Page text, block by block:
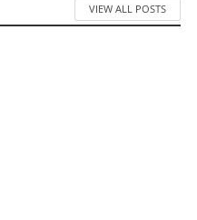
VIEW ALL POSTS